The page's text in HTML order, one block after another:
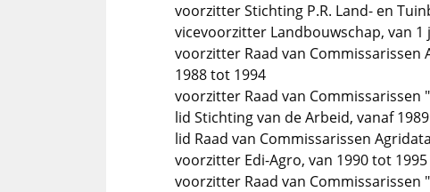
voorzitter Stichting P.R. Land- en
vicevoorzitter Landbouwschap, van 1
voorzitter Raad van Commissarissen
1988 tot 1994
voorzitter Raad van Commissarissen
lid Stichting van de Arbeid, vanaf
lid Raad van Commissarissen
voorzitter Edi-Agro, van 1990 tot 1995
voorzitter Raad van Commissarissen